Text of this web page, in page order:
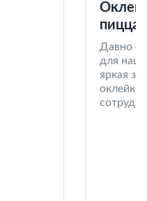
пицца
Давно
для
яркая
оклейке